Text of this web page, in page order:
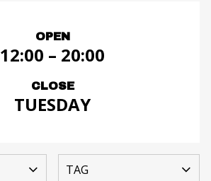
OPEN
12:00 – 20:00
CLOSE
TUESDAY